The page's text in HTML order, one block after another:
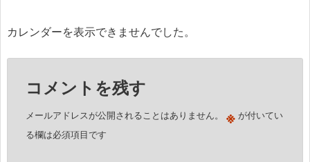
ビ
カレンダーを表示できませんでした。
コメントを残す
メールアドレスが公開されることはありません。 ※が付いてい
る欄は必須項目です